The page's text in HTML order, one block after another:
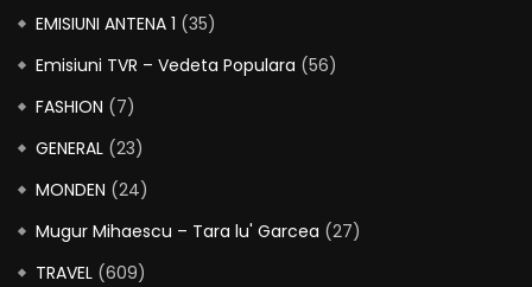
EMISIUNI ANTENA 1 (35)
Emisiuni TVR – Vedeta Populara (56)
FASHION (7)
GENERAL (23)
MONDEN (24)
Mugur Mihaescu – Tara lu' Garcea (27)
TRAVEL (609)